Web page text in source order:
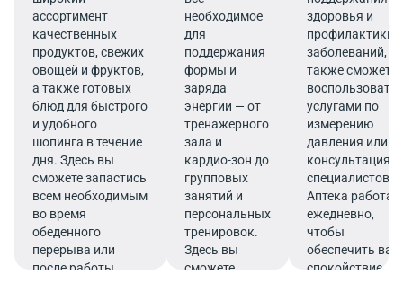
ассортимент
качественных
продуктов, свежих
овощей и фруктов,
а также готовых
блюд для быстрого
и удобного
шопинга в течение
дня. Здесь вы
сможете запастись
всем необходимым
во время
обеденного
перерыва или
после работы.
необходимое
для
поддержания
формы и
заряда
энергии — от
тренажерного
зала и
кардио-зон до
групповых
занятий и
персональных
тренировок.
Здесь вы
сможете
здоровья и
профилактики
заболеваний, а
также сможете
услугами по
измерению
давления или
специалистов.
Аптека
ежедневно,
чтобы
обеспечить
спокойствие и